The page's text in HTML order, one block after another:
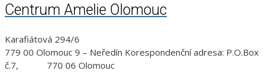
Centrum Amelie Olomouc
Karafiátová 294/6
779 00 Olomouc 9 – Neředín Korespondenční adresa: P.O.Box
č.7, 770 06 Olomouc